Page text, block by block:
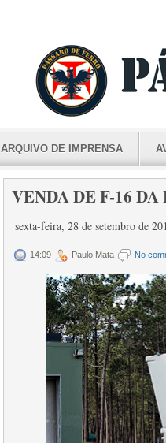
ARQUIVO DE IMPRENSA
VENDA DE F-16
sexta-feira, 28 de setembro de
14:09 Paulo Mata No